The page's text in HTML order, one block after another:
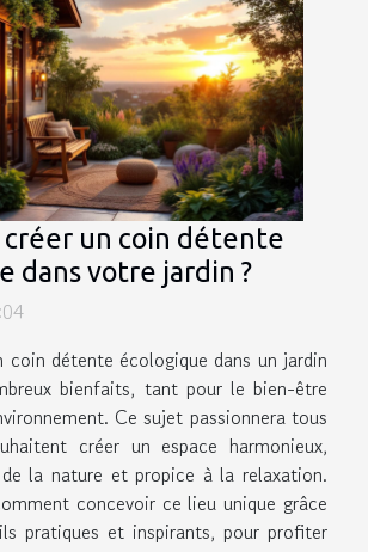
créer un coin détente
dans votre jardin ?
coin détente écologique dans un jardin
bienfaits, tant pour le bien-être
Ce sujet passionnera tous
créer un espace harmonieux,
de la nature et propice à la relaxation.
concevoir ce lieu unique grâce
pratiques et inspirants, pour profiter